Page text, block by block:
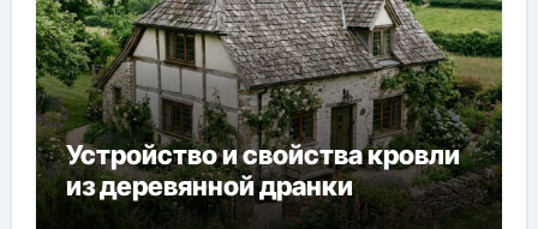
Устройство и свойства кровли
из деревянной дранки